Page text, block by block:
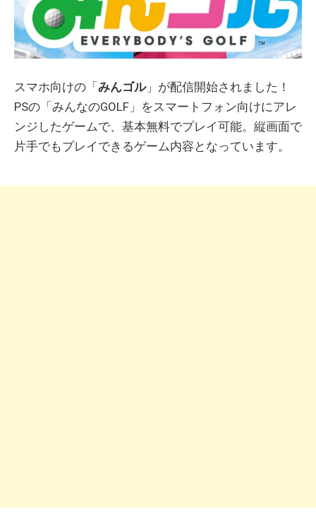
スマホ向けの「みんゴル」が配信開始されました！
PSの「みんなのGOLF」をスマートフォン向けにアレ
ンジしたゲームで、基本無料でプレイ可能。縦画面で
片手でもプレイできるゲーム内容となっています。